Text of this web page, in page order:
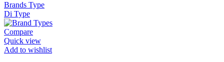
Brands Type
Di Type
Compare
Quick view
Add to wishlist